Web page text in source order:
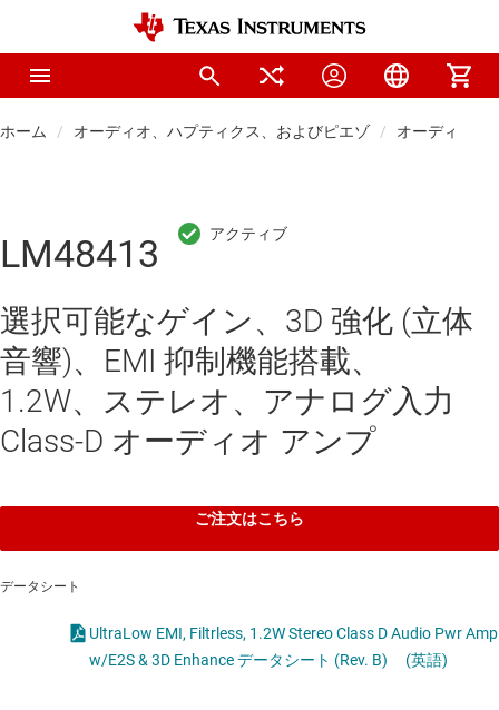
ホーム オーディオ、ハプティクス、およびピエゾ オーディオ ア
LM48413
選択可能なゲイン、3D 強化 (立体
音響)、EMI 抑制機能搭載、
1.2W、ステレオ、アナログ入力
Class-D オーディオ アンプ
ご注文はこちら
データシート
UltraLow EMI, Filtrless, 1.2W Stereo Class D Audio Pwr Amp
w/E2S & 3D Enhance データシート (Rev. B)
(英語)